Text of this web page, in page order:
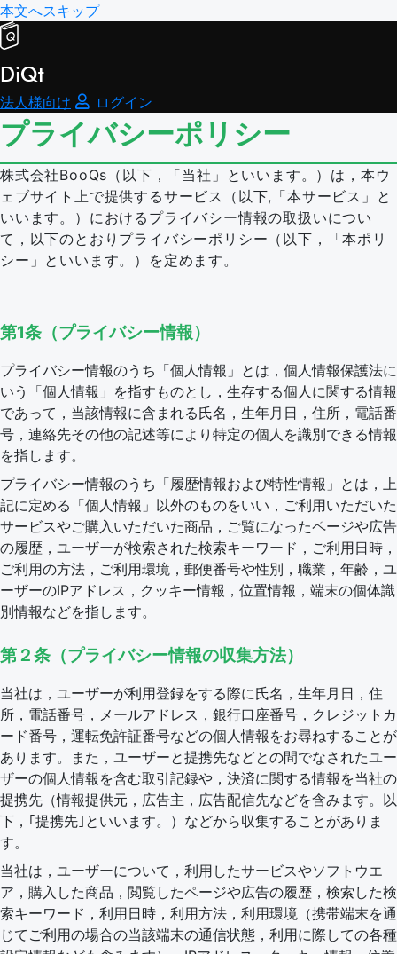
本文へスキップ
DiQt
法人様向け ログイン
プライバシーポリシー
株式会社BooQs（以下，「当社」といいます。）は，本ウ
ェブサイト上で提供するサービス（以下,「本サービス」と
いいます。）におけるプライバシー情報の取扱いについ
て，以下のとおりプライバシーポリシー（以下，「本ポリ
シー」といいます。）を定めます。
第1条（プライバシー情報）
プライバシー情報のうち「個人情報」とは，個人情報保護法に
いう「個人情報」を指すものとし，生存する個人に関する情報
であって，当該情報に含まれる氏名，生年月日，住所，電話番
号，連絡先その他の記述等により特定の個人を識別できる情報
を指します。
プライバシー情報のうち「履歴情報および特性情報」とは，上
記に定める「個人情報」以外のものをいい，ご利用いただいた
サービスやご購入いただいた商品，ご覧になったページや広告
の履歴，ユーザーが検索された検索キーワード，ご利用日時，
ご利用の方法，ご利用環境，郵便番号や性別，職業，年齢，ユ
ーザーのIPアドレス，クッキー情報，位置情報，端末の個体識
別情報などを指します。
第２条（プライバシー情報の収集方法）
当社は，ユーザーが利用登録をする際に氏名，生年月日，住
所，電話番号，メールアドレス，銀行口座番号，クレジットカ
ード番号，運転免許証番号などの個人情報をお尋ねすることが
あります。また，ユーザーと提携先などとの間でなされたユー
ザーの個人情報を含む取引記録や，決済に関する情報を当社の
提携先（情報提供元，広告主，広告配信先などを含みます。以
下，｢提携先｣といいます。）などから収集することがありま
す。
当社は，ユーザーについて，利用したサービスやソフトウエ
ア，購入した商品，閲覧したページや広告の履歴，検索した検
索キーワード，利用日時，利用方法，利用環境（携帯端末を通
じてご利用の場合の当該端末の通信状態，利用に際しての各種